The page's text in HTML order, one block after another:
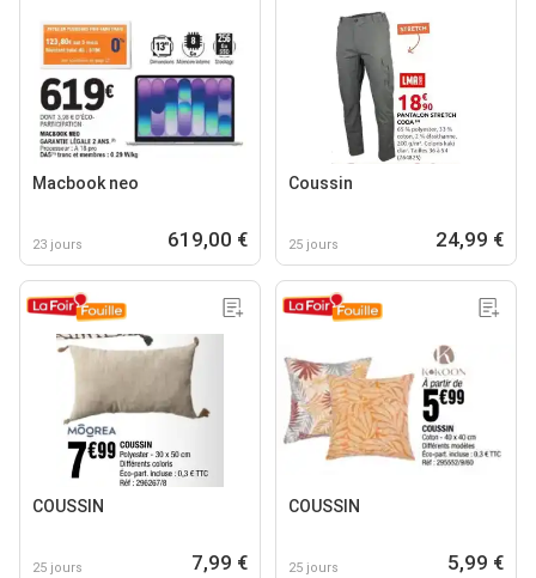
Macbook neo
23 jours 619,00 €
Coussin
25 jours 24,99 €
COUSSIN
25 jours 7,99 €
COUSSIN
25 jours 5,99 €